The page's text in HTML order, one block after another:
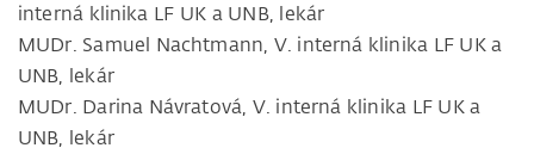
interná klinika LF UK a UNB, lekár
MUDr. Samuel Nachtmann, V. interná klinika LF UK a
UNB, lekár
MUDr. Darina Návratová, V. interná klinika LF UK a
UNB, lekár